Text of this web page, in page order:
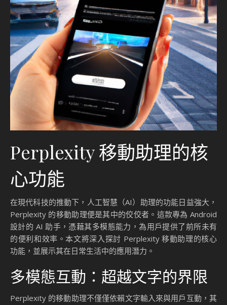
Perplexity 移動助理的核
心功能
在現代科技的推動下，人工智慧（AI）助理的功能日益強大，
Perplexity 的移動助理便是其中的佼佼者。這款專為 Android
設計的 AI 助手，憑藉其多模態能力，為用戶提供了前所未有
的便利和效率。本文將深入探討 Perplexity 移動助理的核心
功能，並展示其在日常生活中的應用潛力。
多模態互動：超越文字的界限
Perplexity 的移動助理不僅僅依賴文字輸入來與用戶互動，其